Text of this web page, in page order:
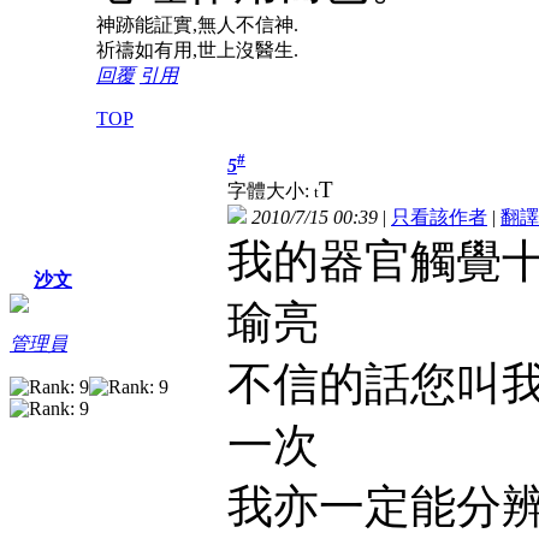
神跡能証實,無人不信神.
祈禱如有用,世上沒醫生.
回覆 引用
TOP
沙文
管理員
5#
字體大小: tT
2010/7/15 00:39 | 只看該作者 | 翻譯
我的器官觸覺
瑜亮
不信的話您叫
一次
我亦一定能分